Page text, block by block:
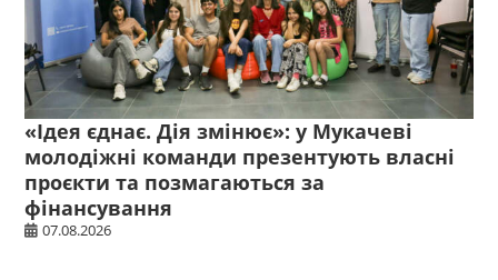
«Ідея єднає. Дія змінює»: у Мукачеві
молодіжні команди презентують власні
проєкти та позмагаються за
фінансування
07.08.2026